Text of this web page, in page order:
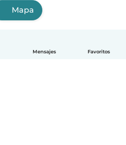
Mensajes Favoritos
Mapa